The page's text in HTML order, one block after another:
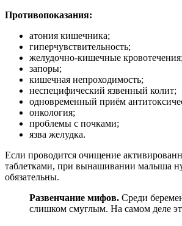
Противопоказания:
атония кишечника;
гиперчувствительность;
желудочно-кишечные
запоры;
кишечная непроходимость;
неспецифический язвенный колит;
одновременный приём
онкология;
проблемы с почками;
язва желудка.
Если проводится очищение
таблетками, при вынашивании малыша
обязательны.
Развенчание мифов. Среди
слишком смуглым. На самом деле